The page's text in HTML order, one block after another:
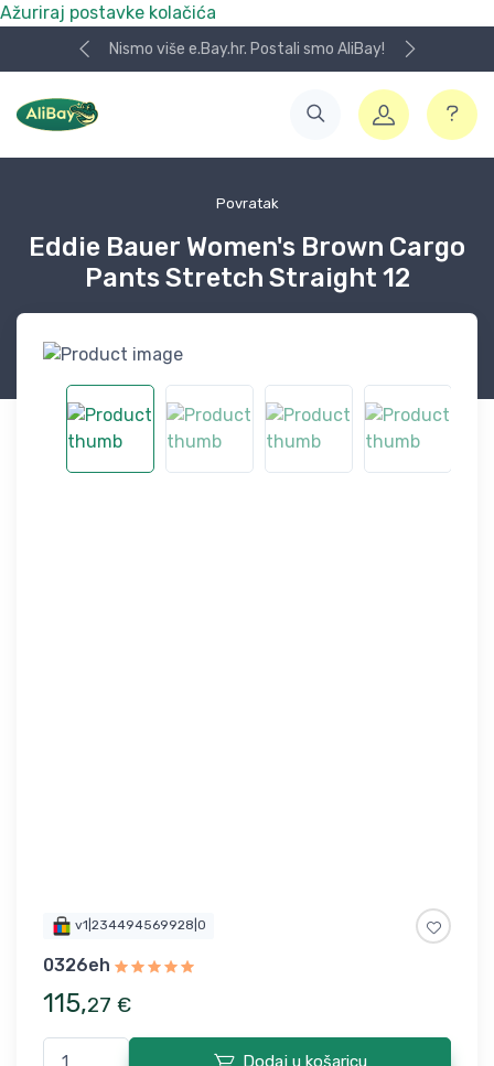
Ažuriraj postavke kolačića
Nismo više e.Bay.hr. Postali smo AliBay!
Povratak
Eddie Bauer Women's Brown Cargo
Pants Stretch Straight 12
v1|234494569928|0
0326eh
115,27 €
Dodaj u košaricu